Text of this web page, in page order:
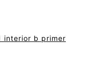
interior b primer